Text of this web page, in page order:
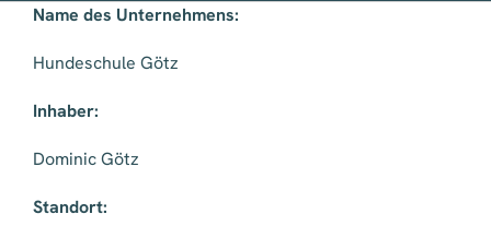
Name des Unternehmens:
Hundeschule Götz
Inhaber:
Dominic Götz
Standort: